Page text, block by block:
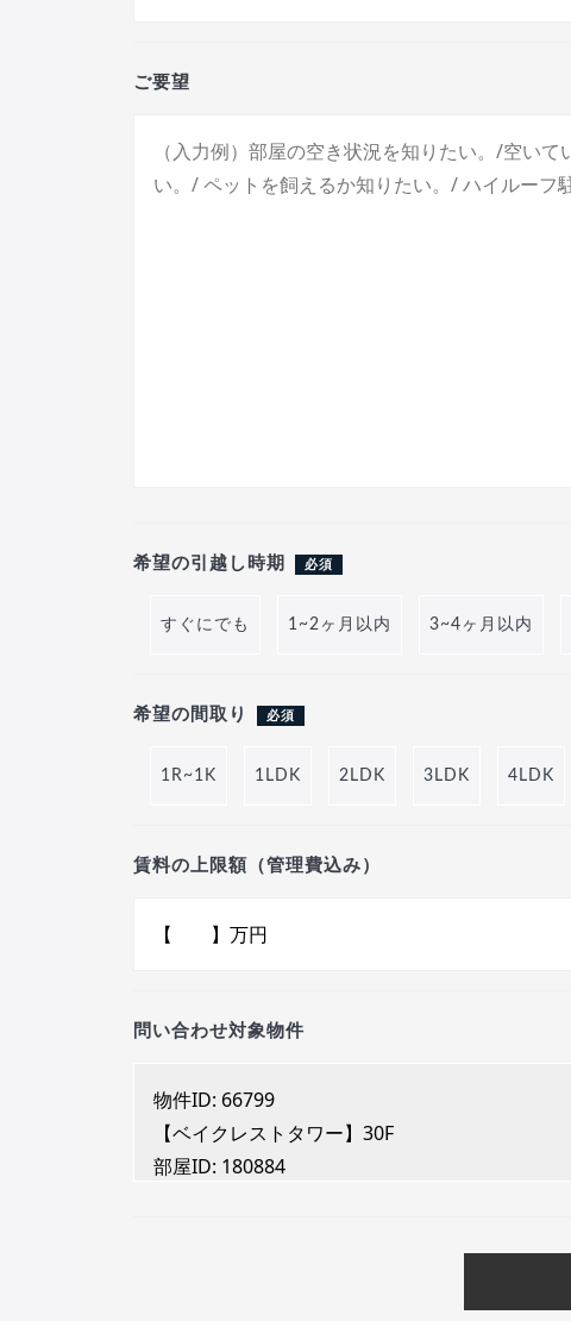
ご要望
希望の引越し時期 必須
すぐにでも 1~2ヶ月以内 3~4ヶ月以内
希望の間取り 必須
1R~1K 1LDK 2LDK 3LDK 4LDK
賃料の上限額（管理費込み）
問い合わせ対象物件